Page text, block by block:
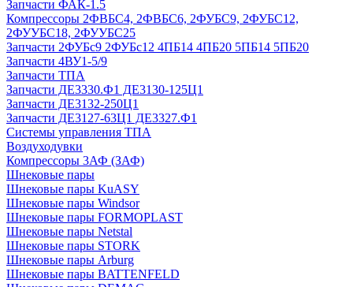
Запчасти ФАК-1.5
Компрессоры 2ФВБС4, 2ФВБС6, 2ФУБС9, 2ФУБС12,
2ФУУБС18, 2ФУУБС25
Запчасти 2ФУБс9 2ФУБс12 4ПБ14 4ПБ20 5ПБ14 5ПБ20
Запчасти 4ВУ1-5/9
Запчасти ТПА
Запчасти ДЕ3330.Ф1 ДЕ3130-125Ц1
Запчасти ДЕ3132-250Ц1
Запчасти ДЕ3127-63Ц1 ДЕ3327.Ф1
Системы управления ТПА
Воздуходувки
Компрессоры 3АФ (ЗАФ)
Шнековые пары
Шнековые пары KuASY
Шнековые пары Windsor
Шнековые пары FORMOPLAST
Шнековые пары Netstal
Шнековые пары STORK
Шнековые пары Arburg
Шнековые пары BATTENFELD